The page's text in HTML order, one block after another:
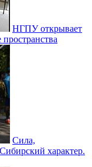
НГПУ открывает
Сила,
характер.